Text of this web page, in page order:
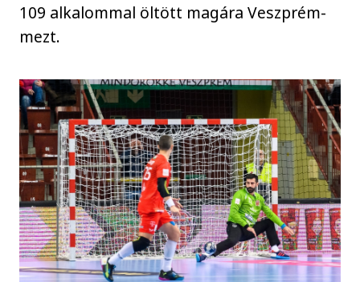
109 alkalommal öltött magára Veszprém-
mezt.